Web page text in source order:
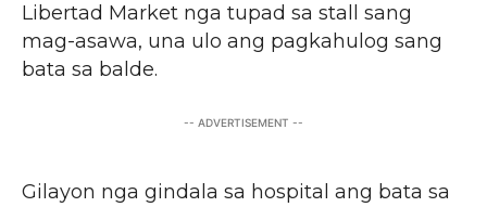
Libertad Market nga tupad sa stall sang
mag-asawa, una ulo ang pagkahulog sang
bata sa balde.
-- ADVERTISEMENT --
Gilayon nga gindala sa hospital ang bata sa